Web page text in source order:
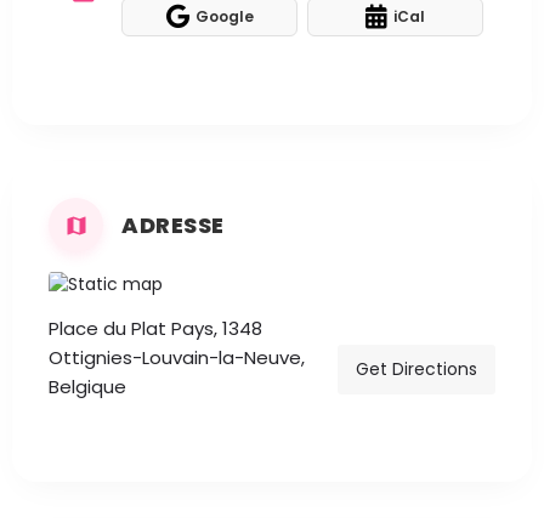
Google iCal
ADRESSE
Place du Plat Pays, 1348
Ottignies-Louvain-la-Neuve,
Belgique
Get Directions